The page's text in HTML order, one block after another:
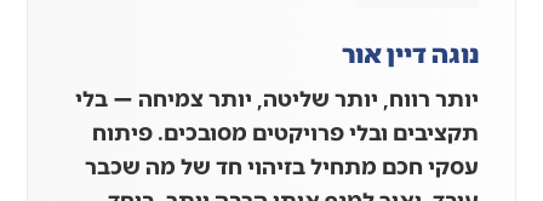
נוגה דיין אור
יותר רווח, יותר שליטה, יותר צמיחה — בלי
תקציבים ובלי פרויקטים מסובכים. פיתוח
עסקי חכם מתחיל בזיהוי חד של מה שכבר